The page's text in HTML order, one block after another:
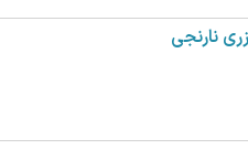
نارنجی